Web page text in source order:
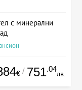
с минерални
€ / 751.04
лв.